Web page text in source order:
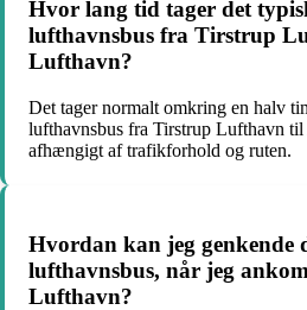
Hvor lang tid tager det
lufthavnsbus fra Tirstrup
Lufthavn?
Det tager normalt omkring en halv
lufthavnsbus fra Tirstrup Lufthavn
afhængigt af trafikforhold og ruten.
Hvordan kan jeg genkende
lufthavnsbus, når jeg
Lufthavn?